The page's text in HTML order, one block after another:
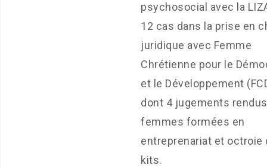
psychosocial avec la
12 cas dans la prise en
juridique avec Femme
Chrétienne pour le
et le Développement
dont 4 jugements
femmes formées en
entreprenariat et octroie
kits.